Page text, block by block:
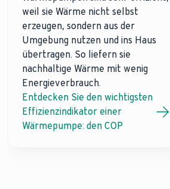
weil sie Wärme nicht selbst
erzeugen, sondern aus der
Umgebung nutzen und ins Haus
übertragen. So liefern sie
nachhaltige Wärme mit wenig
Energieverbrauch.
Entdecken Sie den wichtigsten
Effizienzindikator einer
Wärmepumpe: den COP